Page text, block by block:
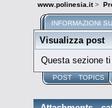
www.polinesia.it>
INFORMAZIONI
Visualizza post
Questa sezione
POST TOPICS